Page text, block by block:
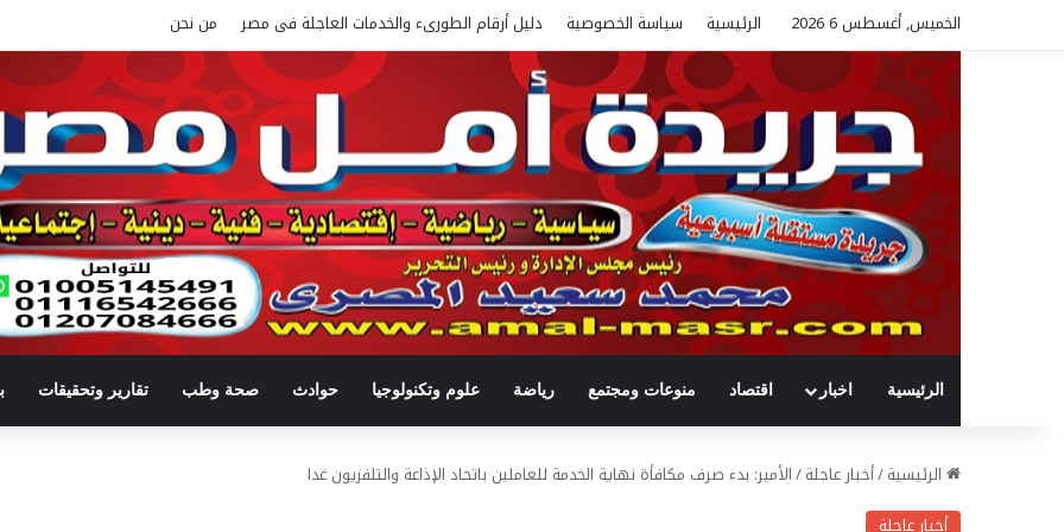
الخميس, أغسطس 6 2026 الرئيسية سياسة الخصوصية دليل أرقام الطورىء والخدمات العاجلة فى مصر من نحن
الرئيسية اخبار اقتصاد منوعات ومجتمع رياضة علوم وتكنولوجيا حوادث صحة وطب تقارير وتحقيقات
الرئيسية/أخبار عاجلة/الأمير: بدء صرف مكافأة نهاية الخدمة للعاملين باتحاد الإذاعة والتلفزيون غدا
أخبار عاجلة